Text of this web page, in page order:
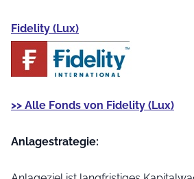
Fidelity (Lux)
>> Alle Fonds von Fidelity (Lux)
Anlage­strategie: